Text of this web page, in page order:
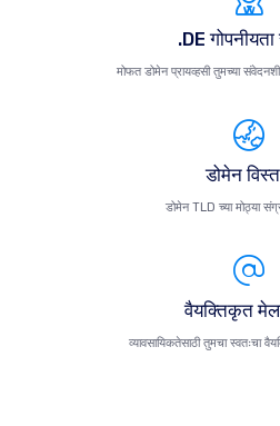
.DE गोपनीयता
मोफत डोमेन प्रायव्हसी तुमच्या
डोमेन
डोमेन TLD च्या मोठ्या
वैयक्तिकृत
व्यावसायिकतेसाठी तुमचा स्वतःचा